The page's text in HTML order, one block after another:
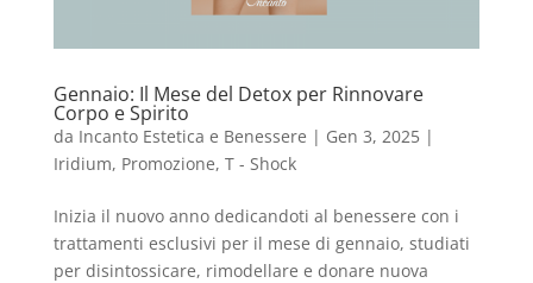
Gennaio: Il Mese del Detox per Rinnovare
Corpo e Spirito
da Incanto Estetica e Benessere | Gen 3, 2025|
Iridium, Promozione, T - Shock
Inizia il nuovo anno dedicandoti al benessere con i
trattamenti esclusivi per il mese di gennaio, studiati
per disintossicare, rimodellare e donare nuova